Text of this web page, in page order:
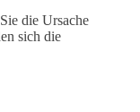
die Ursache
sich die